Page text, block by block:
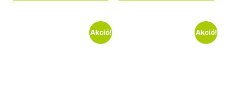
Akció! Akció!